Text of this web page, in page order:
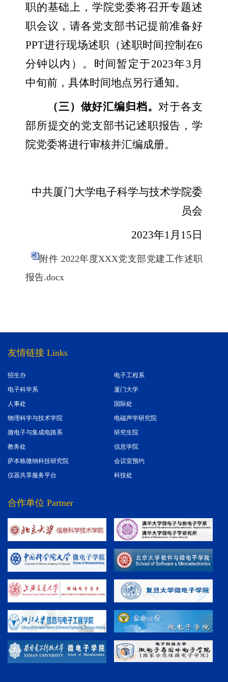
职的基础上，学院党委将召开专题述
职会议，请各党支部书记提前准备好
PPT进行现场述职（述职时间控制在6
分钟以内）。时间暂定于2023年3 月
中旬前，具体时间地点另行通知。
（三）做好汇编归档。对于各支
部所提交的党支部书记述职报告，学
院党委将进行审核并汇编成册。
中共厦门大学电子科学与技术学院委
员会
2023年1月 15 日
附件 2022年度XXX党支部党建工作述职
报告.docx
友情链接 Links
电子工程系
招生办
厦门大学
电子科学系
国际处
人事处
电磁声学研究院
物理科学与技术学院
研究生院
微电子与集成电路系
信息学院
教务处
会议室预约
萨本栋微纳科技研究院
科技处
仪器共享服务平台
合作单位 Partner